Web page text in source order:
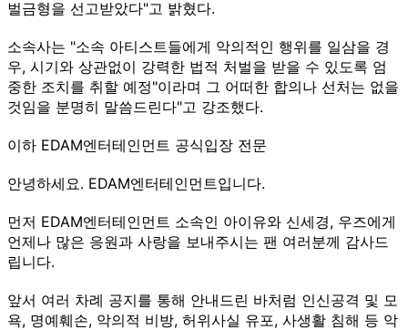
벌금형을 선고받았다"고 밝혔다.
소속사는 "소속 아티스트들에게 악의적인 행위를 일삼을 경
우, 시기와 상관없이 강력한 법적 처벌을 받을 수 있도록 엄
중한 조치를 취할 예정"이라며 그 어떠한 합의나 선처는 없을
것임을 분명히 말씀드린다"고 강조했다.
이하 EDAM엔터테인먼트 공식입장 전문
안녕하세요. EDAM엔터테인먼트입니다.
먼저 EDAM엔터테인먼트 소속인 아이유와 신세경, 우즈에게
언제나 많은 응원과 사랑을 보내주시는 팬 여러분께 감사드
립니다.
앞서 여러 차례 공지를 통해 안내드린 바처럼 인신공격 및 모
욕, 명예훼손, 악의적 비방, 허위사실 유포, 사생활 침해 등 악